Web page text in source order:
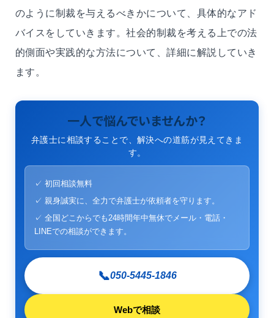
のように制裁を与えるべきかについて、具体的なアド
バイスをしていきます。社会的制裁を考える上での法
的側面や実践的な方法について、詳細に解説していき
ます。
一人で悩んでいませんか？
弁護士に相談することで、解決への道筋が見えてきま
す。
✓ 初回相談無料
✓ 親身誠実に、全力で弁護士が依頼者を守ります。
✓ 全国どこからでも24時間年中無休でメール・電話・
LINEでの相談ができます。
📞050-5445-1846
Webで相談